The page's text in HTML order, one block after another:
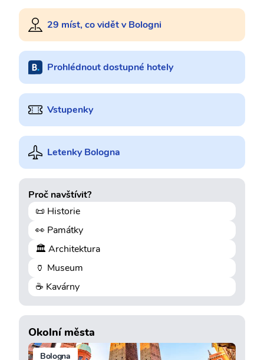
29 míst, co vidět v Bologni
Prohlédnout dostupné hotely
Vstupenky
Letenky Bologna
Proč navštívit?
📜 Historie
👀 Památky
🏛️ Architektura
🏺 Museum
☕ Kavárny
Okolní města
Bologna